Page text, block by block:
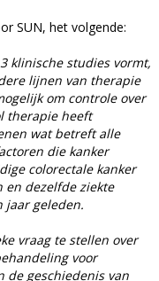
SUN, het volgende:
klinische studies vormt,
lijnen van therapie
om controle over
therapie heeft
wat betreft alle
die kanker
colorectale kanker
en dezelfde ziekte
jaar geleden.
vraag te stellen over
voor
de geschiedenis van